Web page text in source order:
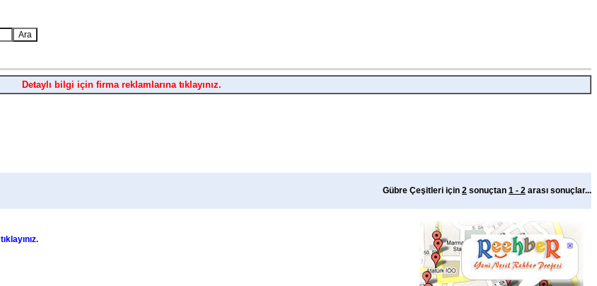
Detaylı bilgi için firma reklamlarına tıklayınız.
Gübre Çeşitleri için 2 sonuçtan 1 - 2 arası sonuçlar...
tıklayınız.